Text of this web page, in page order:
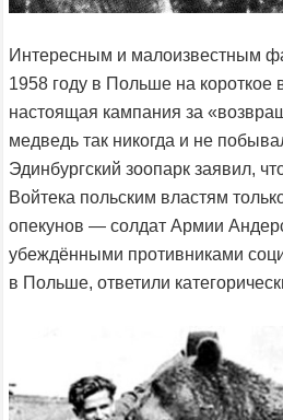
Интересным и малоизвестным
1958 году в Польше на короткое
настоящая кампания за
медведь так никогда и не
Эдинбургский зоопарк заявил,
Войтека польским властям
опекунов — солдат Армии
убеждёнными противниками
в Польше, ответили